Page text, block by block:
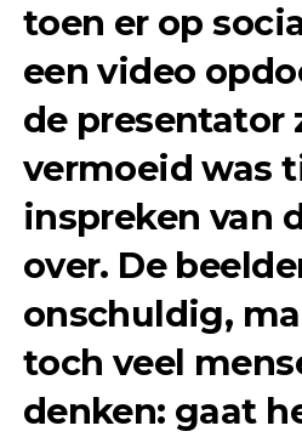
toen er op
een video
de presentator
vermoeid was
inspreken van
over. De
onschuldig,
toch veel
denken: gaat